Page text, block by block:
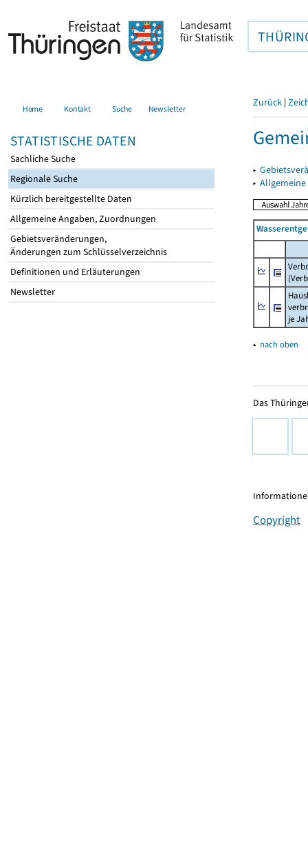
Home Kontakt Suche Newsletter
STATISTISCHE DATEN
Sachliche Suche
Regionale Suche
Kürzlich bereitgestellte Daten
Allgemeine Angaben, Zuordnungen
Gebietsveränderungen,
Änderungen zum Schlüsselverzeichnis
Definitionen und Erläuterungen
Newsletter
Zurück |
▸
▸
je
▴ nach oben
Das
Copyright